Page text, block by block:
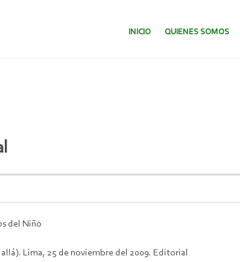
SALTAR AL CONTENIDO.
INICIO QUIENES SOMOS
del Niño
Lima, 25 de noviembre del 2009. Editorial